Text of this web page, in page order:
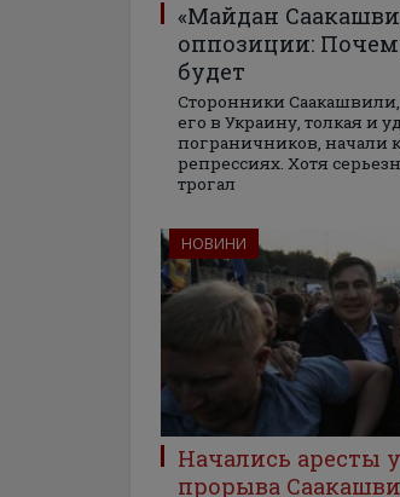
«Майдан
оппозиции:
будет
Сторонники
его в Украину, толкая и
пограничников, начали
репрессиях. Хотя
трогал
НОВИНИ
Начались аресты
прорыва